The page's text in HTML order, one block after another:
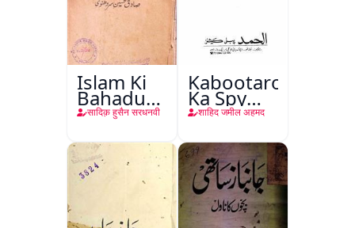
Islam Ki
Bahadur
Shahzadiyan
सादिक़ हुसैन सरधनवी
Kabootaron
Ka Spy
Plan
शाहिद जमील अहमद